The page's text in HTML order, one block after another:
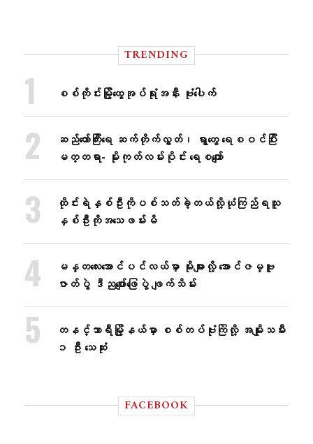
TRENDING
စစ်ကိုင်းမြို့ထွေအုပ်ရုံးအနီး ဗုံးပေါက်
ဆည်တော်ကြီးရေ ဆက်တိုက်လွှတ်၊ ရွာတွေ ရေစဝင်ပြီး
မတ္တရာ- မိုးကုတ်လမ်းပိုင်း ရေစကျော်
ထိုင်းရဲနှစ်ဦးကိုပစ်သတ်ခဲ့တယ်လို့ယုံကြည်ရသူ
နှစ်ဦးကိုအသေဖမ်းမိ
မန္တလေးအောင်ပင်လယ်မှာ မိုးများလို့ အောင်ဇမ္ဗူ
ဇာတ်ပွဲ ဒီညဖျော်ဖြေပွဲ ဖျက်သိမ်း
တနင်္သာရီမြို့နယ်မှာ စစ်တပ်ဗုံးကြဲလို့ အမျိုးသမီး
၁ ဦး သေဆုံး
FACEBOOK